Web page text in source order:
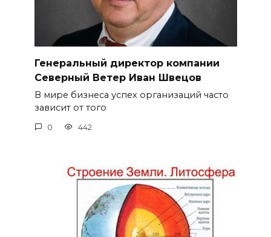
Генеральный директор компании
Северный Ветер Иван Швецов
В мире бизнеса успех организаций часто
зависит от того
0 442